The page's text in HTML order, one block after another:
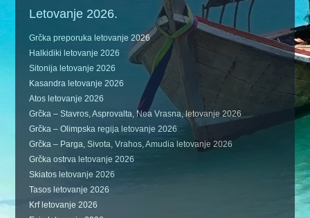
Letovanje 2026.
Grčka preporuka letovanje 2026
Halkidiki letovanje 2026
Sitonija letovanje 2026
Kasandra letovanje 2026
Atos letovanje 2026
Grčka – Stavros, Asprovalta, Nea Vrasna, letovanje 2026
Grčka – Olimpska regija letovanje 2026
Grčka – Parga, Sivota, Vrahos, Amudia letovanje 2026
Grčka ostrva letovanje 2026
Skiatos letovanje 2026
Tasos letovanje 2026
Krf letovanje 2026